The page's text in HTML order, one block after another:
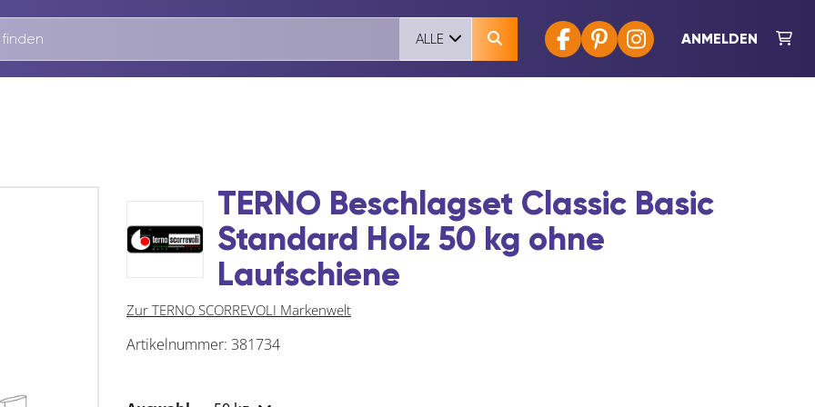
ANMELDEN
ALLE
TERNO Beschlagset Classic Basic
Standard Holz 50 kg ohne
Laufschiene
Zur TERNO SCORREVOLI Markenwelt
Artikelnummer: 381734